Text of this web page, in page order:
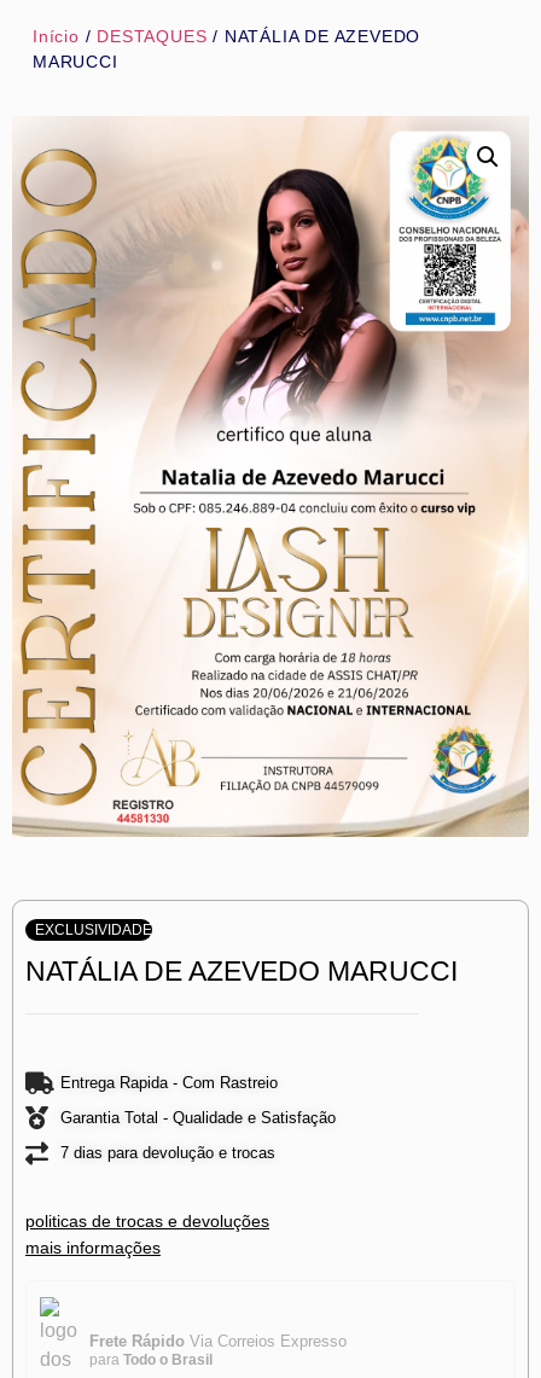
Início / DESTAQUES / NATÁLIA DE AZEVEDO
MARUCCI
EXCLUSIVIDADE
NATÁLIA DE AZEVEDO MARUCCI
Entrega Rapida - Com Rastreio
Garantia Total - Qualidade e Satisfação
7 dias para devolução e trocas
politicas de trocas e devoluções
mais informações
Frete Rápido Via Correios Expresso
para Todo o Brasil